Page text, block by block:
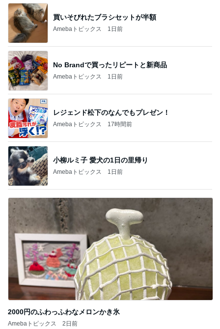
買いそびれたブラシセットが半額
Amebaトピックス 1日前
No Brandで買ったリピートと新商品
Amebaトピックス 1日前
レジェンド松下のなんでもプレゼン！
Amebaトピックス 17時間前
小柳ルミ子 愛犬の1日の里帰り
Amebaトピックス 1日前
2000円のふわっふわなメロンかき氷
Amebaトピックス 2日前